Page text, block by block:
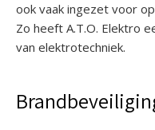
ook vaak ingezet voor
Zo heeft A.T.O. Elektro
van elektrotechniek.